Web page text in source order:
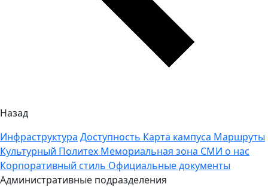
Назад
Инфраструктура Доступность Карта кампуса Маршруты
Культурный Политех Мемориальная зона СМИ о нас
Корпоративный стиль Официальные документы
Административные подразделения